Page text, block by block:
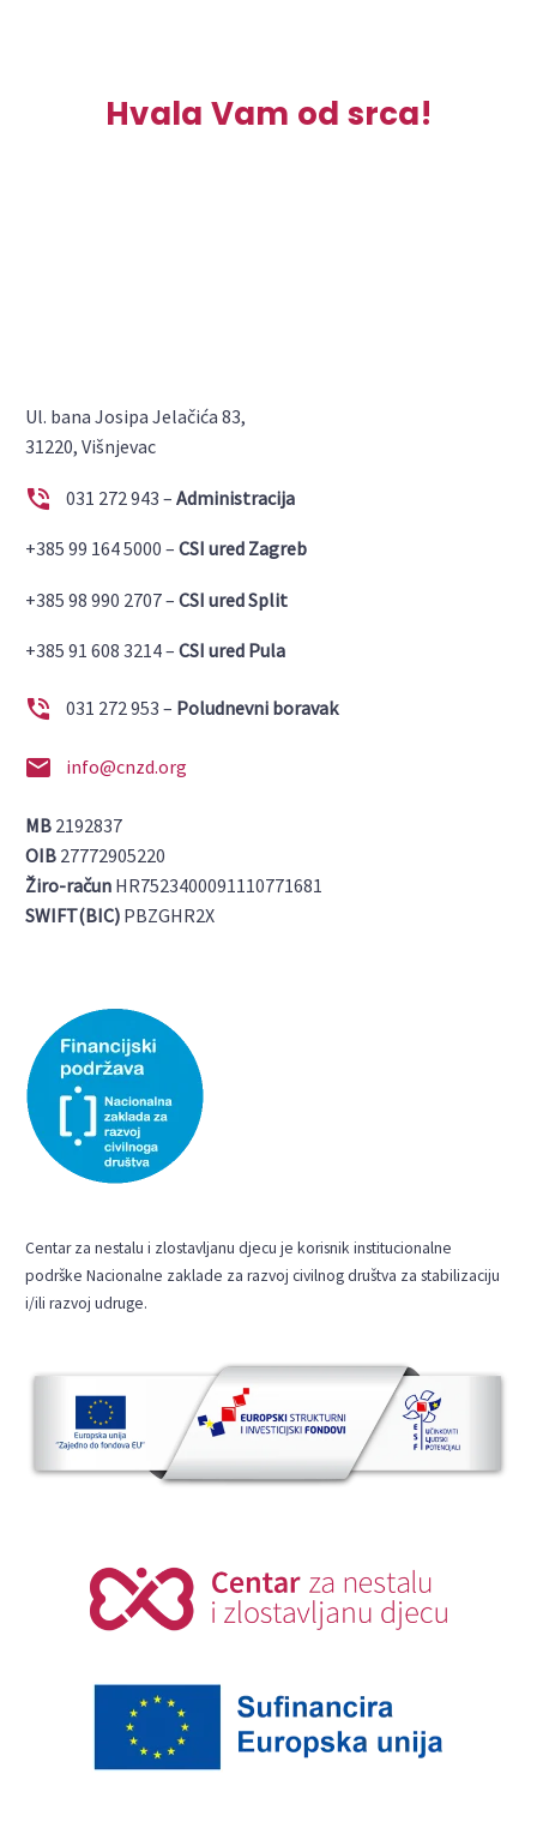
Hvala Vam od srca!
Ul. bana Josipa Jelačića 83,
31220, Višnjevac

 031 272 943 – Administracija
+385 99 164 5000 – CSI ured Zagreb
+385 98 990 2707 – CSI ured Split
+385 91 608 3214 – CSI ured Pula

 031 272 953 – Poludnevni boravak

 info@cnzd.org
MB 2192837
OIB 27772905220
Žiro-račun HR7523400091110771681
SWIFT(BIC) PBZGHR2X
Centar za nestalu i zlostavljanu djecu je korisnik institucionalne
podrške Nacionalne zaklade za razvoj civilnog društva za stabilizaciju
i/ili razvoj udruge.